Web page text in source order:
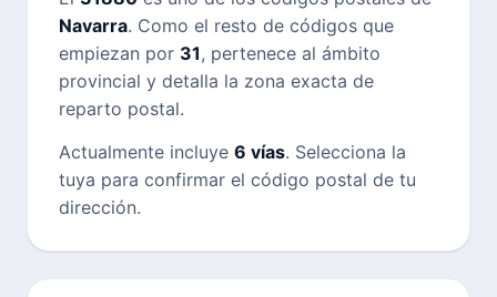
Navarra. Como el resto de códigos que
empiezan por 31, pertenece al ámbito
provincial y detalla la zona exacta de
reparto postal.
Actualmente incluye 6 vías. Selecciona la
tuya para confirmar el código postal de tu
dirección.